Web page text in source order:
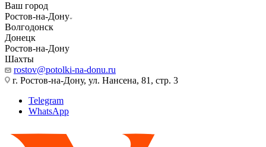
Ваш город
Ростов-на-Дону
Волгодонск
Донецк
Ростов-на-Дону
Шахты
rostov@potolki-na-donu.ru
г. Ростов-на-Дону, ул. Нансена, 81, стр. 3
Telegram
WhatsApp